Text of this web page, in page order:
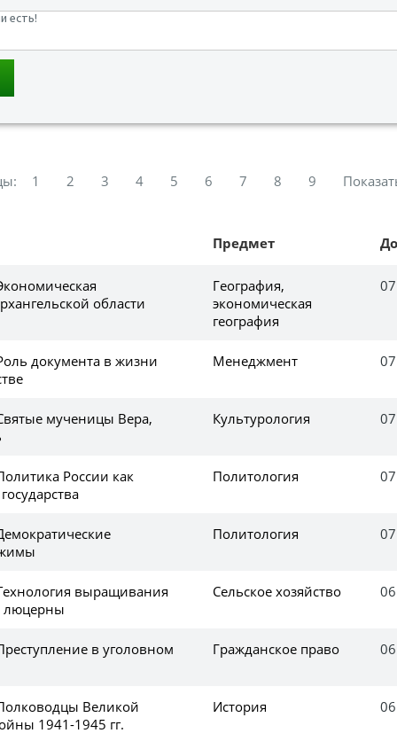
1 2 3 4 5 6 7 8 9
Предмет
области
География,
экономическая
география
документа в жизни
Менеджмент
мученицы Вера,
Культурология
России как
Политология
Политология
выращивания
люцерны
Сельское хозяйство
в уголовном Гражданское право
Великой
1941-1945 гг.
История